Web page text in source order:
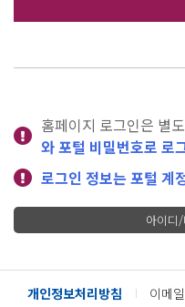
홈페이지 로그인은 별
와 포털 비밀번호로 로
로그인 정보는 포털 계
아이디
개인정보처리방침 이메